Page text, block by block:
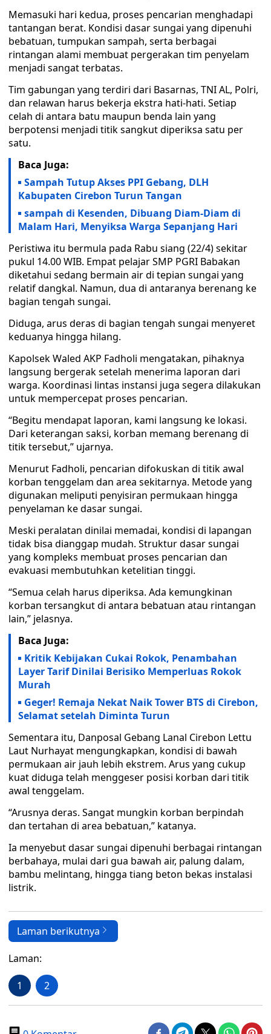
Memasuki hari kedua, proses pencarian menghadapi
tantangan berat. Kondisi dasar sungai yang dipenuhi
bebatuan, tumpukan sampah, serta berbagai
rintangan alami membuat pergerakan tim penyelam
menjadi sangat terbatas.
Tim gabungan yang terdiri dari Basarnas, TNI AL, Polri,
dan relawan harus bekerja ekstra hati-hati. Setiap
celah di antara batu maupun benda lain yang
berpotensi menjadi titik sangkut diperiksa satu per
satu.
Baca Juga:
Sampah Tutup Akses PPI Gebang, DLH
Kabupaten Cirebon Turun Tangan
sampah di Kesenden, Dibuang Diam-Diam di
Malam Hari, Menyiksa Warga Sepanjang Hari
Peristiwa itu bermula pada Rabu siang (22/4) sekitar
pukul 14.00 WIB. Empat pelajar SMP PGRI Babakan
diketahui sedang bermain air di tepian sungai yang
relatif dangkal. Namun, dua di antaranya berenang ke
bagian tengah sungai.
Diduga, arus deras di bagian tengah sungai menyeret
keduanya hingga hilang.
Kapolsek Waled AKP Fadholi mengatakan, pihaknya
langsung bergerak setelah menerima laporan dari
warga. Koordinasi lintas instansi juga segera dilakukan
untuk mempercepat proses pencarian.
“Begitu mendapat laporan, kami langsung ke lokasi.
Dari keterangan saksi, korban memang berenang di
titik tersebut,” ujarnya.
Menurut Fadholi, pencarian difokuskan di titik awal
korban tenggelam dan area sekitarnya. Metode yang
digunakan meliputi penyisiran permukaan hingga
penyelaman ke dasar sungai.
Meski peralatan dinilai memadai, kondisi di lapangan
tidak bisa dianggap mudah. Struktur dasar sungai
yang kompleks membuat proses pencarian dan
evakuasi membutuhkan ketelitian tinggi.
“Semua celah harus diperiksa. Ada kemungkinan
korban tersangkut di antara bebatuan atau rintangan
lain,” jelasnya.
Baca Juga:
Kritik Kebijakan Cukai Rokok, Penambahan
Layer Tarif Dinilai Berisiko Memperluas Rokok
Murah
Geger! Remaja Nekat Naik Tower BTS di Cirebon,
Selamat setelah Diminta Turun
Sementara itu, Danposal Gebang Lanal Cirebon Lettu
Laut Nurhayat mengungkapkan, kondisi di bawah
permukaan air jauh lebih ekstrem. Arus yang cukup
kuat diduga telah menggeser posisi korban dari titik
awal tenggelam.
“Arusnya deras. Sangat mungkin korban berpindah
dan tertahan di area bebatuan,” katanya.
Ia menyebut dasar sungai dipenuhi berbagai rintangan
berbahaya, mulai dari gua bawah air, palung dalam,
bambu melintang, hingga tiang beton bekas instalasi
listrik.
Laman berikutnya
Laman:
1 2